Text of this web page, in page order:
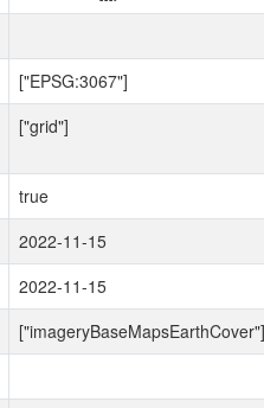
["EPSG:3067"]
["grid"]
true
2022-11-15
2022-11-15
["imageryBaseMapsEarthCover"]